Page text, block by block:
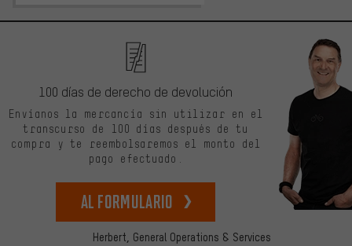
Herbert, General Operations & Services
100 días de derecho de devolución
Envíanos la mercancía sin utilizar en el
transcurso de 100 días después de tu
compra y te reembolsaremos el monto del
pago efectuado.
Al formulario